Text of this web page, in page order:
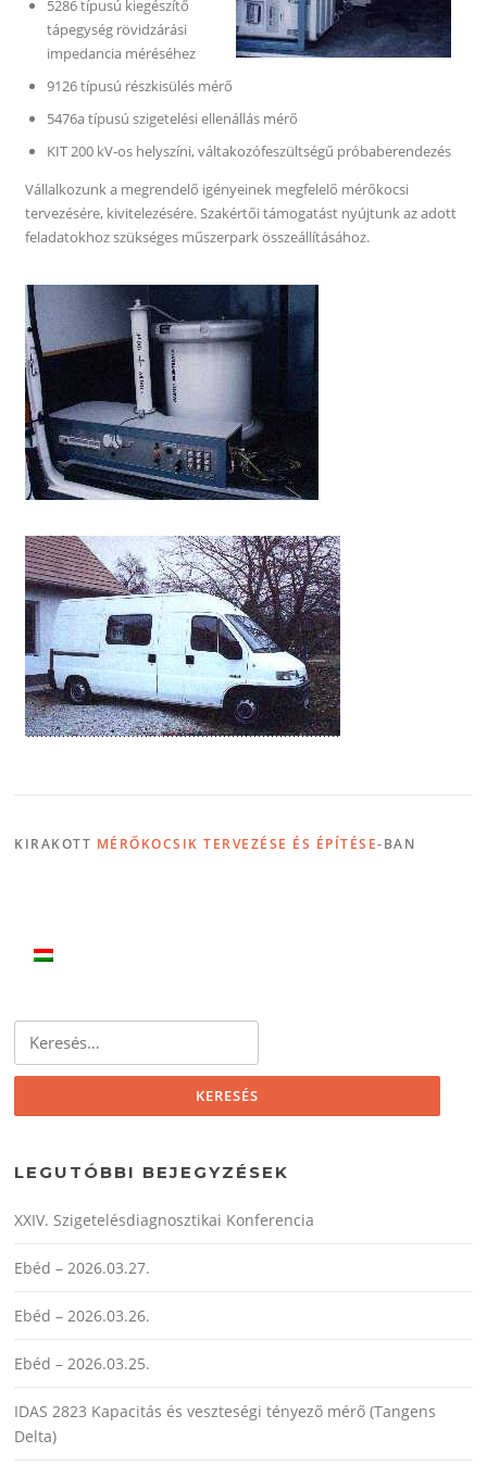
5286 típusú kiegészítő
tápegység rövidzárási
impedancia méréséhez
9126 típusú részkisülés mérő
5476a típusú szigetelési ellenállás mérő
KIT 200 kV-os helyszíni, váltakozófeszültségű próbaberendezés
Vállalkozunk a megrendelő igényeinek megfelelő mérőkocsi
tervezésére, kivitelezésére. Szakértői támogatást nyújtunk az adott
feladatokhoz szükséges műszerpark összeállításához.
KIRAKOTT MÉRŐKOCSIK TERVEZÉSE ÉS ÉPÍTÉSE-BAN
LEGUTÓBBI BEJEGYZÉSEK
XXIV. Szigetelésdiagnosztikai Konferencia
Ebéd – 2026.03.27.
Ebéd – 2026.03.26.
Ebéd – 2026.03.25.
IDAS 2823 Kapacitás és veszteségi tényező mérő (Tangens
Delta)